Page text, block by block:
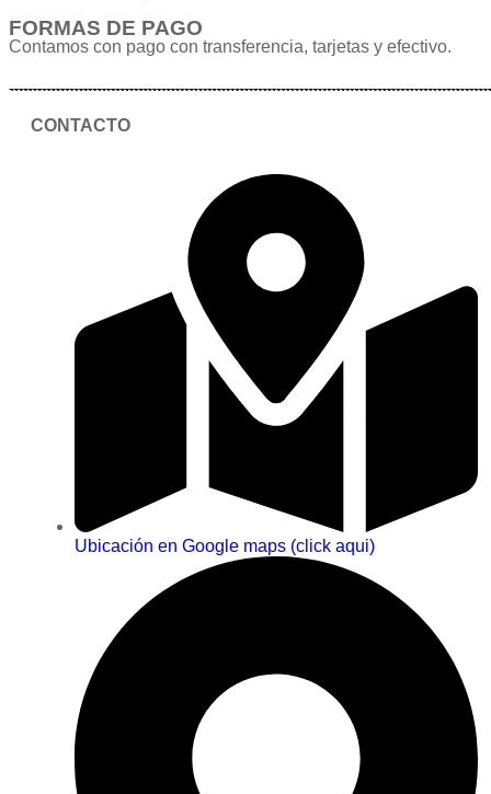
FORMAS DE PAGO
Contamos con pago con transferencia, tarjetas y efectivo.
CONTACTO
Ubicación en Google maps (click aqui)